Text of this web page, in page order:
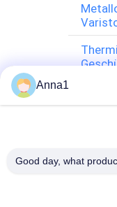
Anna1
Good day, what